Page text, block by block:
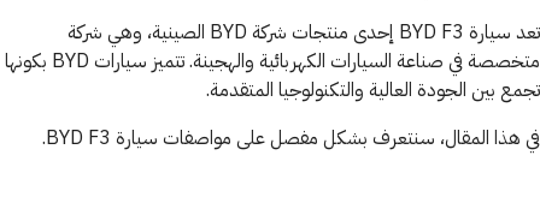
تعد سيارة BYD F3 إحدى منتجات شركة BYD الصينية، وهي شركة
متخصصة في صناعة السيارات الكهربائية والهجينة. تتميز سيارات BYD بكونها
تجمع بين الجودة العالية والتكنولوجيا المتقدمة.
في هذا المقال، سنتعرف بشكل مفصل على مواصفات سيارة BYD F3.